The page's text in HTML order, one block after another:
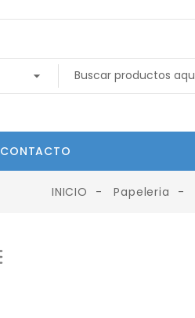
CONTACTO
INICIO Papeleria